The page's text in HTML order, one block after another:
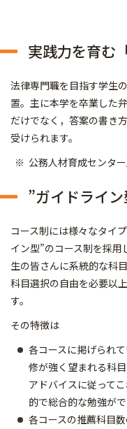
実践力を育む
法律専門職を目指す学生
置。主に本学を卒業した
だけでなく，答案の書き
受けられます。
公務人材育成センタ
”ガイドライ
コース制には様々なタイ
イン型”のコース制を採
生の皆さんに系統的な科
科目選択の自由を必要以
す。
その特徴は
各コースに掲げられ
修が強く望まれる科
アドバイスに従って
的で総合的な勉強が
各コースの推薦科目